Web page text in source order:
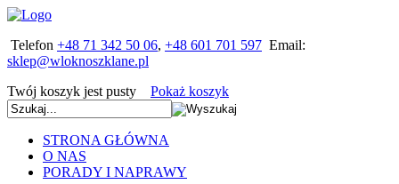
Telefon +48 71 342 50 06, +48 601 701 597 Email:
Twój koszyk jest pusty Pokaż koszyk
STRONA GŁÓWNA
O NAS
PORADY I NAPRAWY